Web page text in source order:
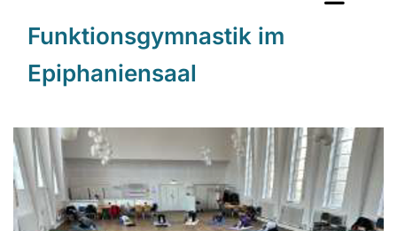
Funktionsgymnastik im
Epiphaniensaal